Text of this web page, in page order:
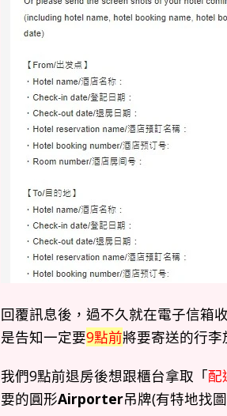
回覆訊息後，過不久就在電子信箱
是告知一定要9點前將要寄送的行李
我們9點前退房後想跟櫃台拿取「配
要的圓形Airporter吊牌(有特地找